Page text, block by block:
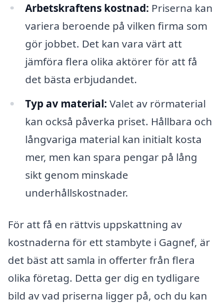
Arbetskraftens kostnad: Priserna kan
variera beroende på vilken firma som
gör jobbet. Det kan vara värt att
jämföra flera olika aktörer för att få
det bästa erbjudandet.
Typ av material: Valet av rörmaterial
kan också påverka priset. Hållbara och
långvariga material kan initialt kosta
mer, men kan spara pengar på lång
sikt genom minskade
underhållskostnader.
För att få en rättvis uppskattning av
kostnaderna för ett stambyte i Gagnef, är
det bäst att samla in offerter från flera
olika företag. Detta ger dig en tydligare
bild av vad priserna ligger på, och du kan